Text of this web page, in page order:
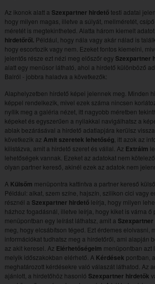
Az ikonok alatt a Szexpartner hirdetőtesti adatai
hogy milyen magas, illetve a súlyát, mellméretét,
méretét is megtekintheted. Alatta három kiemelt
hirdetőről. Például, hogy nála vagy akár nálad is
hogy escortozik vagy nem. Ezeket fontos kiemelni,
jelentős része ezt nézi meg előszőr egy Szexpartner
alatt egy menüsor látható, ahol a hirdető különböző
Balról - jobbra haladva a következők:
Alaphelyzetben hirdető képei jelennek meg. Minden
képpel rendelkezik, mivel ezek száma nincsen
nyílik meg a galéria nézet, itt nagyobb méretben
képeket és egyszerűen a nyilakkal navigálhatsz a
ablak bezárásával a hirdető adatlapjára kerülsz
következik az Amit szeretek lehetőség , itt azok az
kilistázva, amit a hirdető szeret és vállal. Az Extráim
lehetőségek vannak. Ezeket az adatokat nem
olyan partner kereső, akinél ezek az adatok nem
A Külsőm menüpontra kattintva a partner kereső
Például: alkat, szem színe, hajszín, szilikon cici vagy
résznél a Szexpartner hirdetőleírja, hogy milyen
házhoz fogadásnál, illetve leírja, hogy kiket is várna ő
menüpontban egy leírást láthatsz, amit a
meg, hogy elcsábítson téged. Ezt érdemes elolvasni,
információkat tudhatsz meg a hirdetőről, ami alapján
az akit keresel. Az Elérhetőségeim menüpontban azt
melyik időszakokban elérhető. A Kérdések pontban,
meghatározott kérdésekre való válaszát láthatod. Az
ajánlott, a hirdetőhöz hasonló Szexpartner hirdetők